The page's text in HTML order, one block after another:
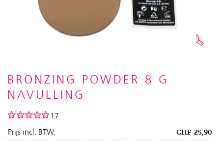
BRONZING POWDER 8 G
NAVULLING
17
Prijs incl. BTW.
CHF 25,90